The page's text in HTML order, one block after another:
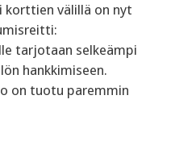
välillä on nyt
tarjotaan selkeämpi
hankkimiseen.
on tuotu paremmin